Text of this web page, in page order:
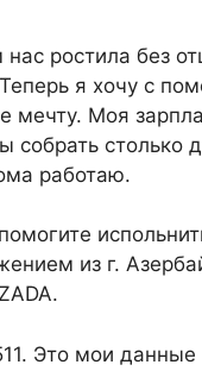
ростила без
я хочу с
мечту. Моя
собрать столько
работаю.
из г.
Это мои данные